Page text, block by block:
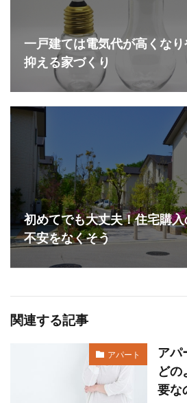
一戸建ては電気代が高くな
抑える家づくり
初めてでも大丈夫！住宅購
不安をなくそう
関連する記事
アパート
アパ
どの
要な